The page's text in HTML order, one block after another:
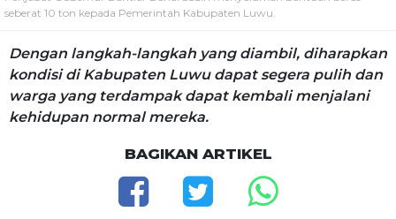
seberat 10 ton kepada Pemerintah Kabupaten Luwu.
Dengan langkah-langkah yang diambil, diharapkan
kondisi di Kabupaten Luwu dapat segera pulih dan
warga yang terdampak dapat kembali menjalani
kehidupan normal mereka.
BAGIKAN ARTIKEL